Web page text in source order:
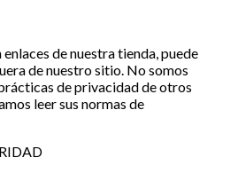
de nuestra tienda, puede
de nuestro sitio. No somos
de privacidad de otros
leer sus normas de